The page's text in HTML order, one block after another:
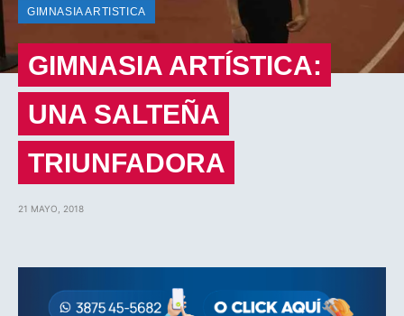
GIMNASIA ARTISTICA
GIMNASIA ARTÍSTICA:
UNA SALTEÑA
TRIUNFADORA
21 MAYO, 2018